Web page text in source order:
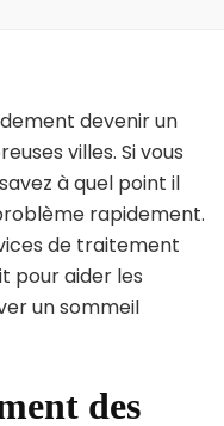
devenir un
villes. Si vous
à quel point il
rapidement.
de traitement
pour aider les
un sommeil
des